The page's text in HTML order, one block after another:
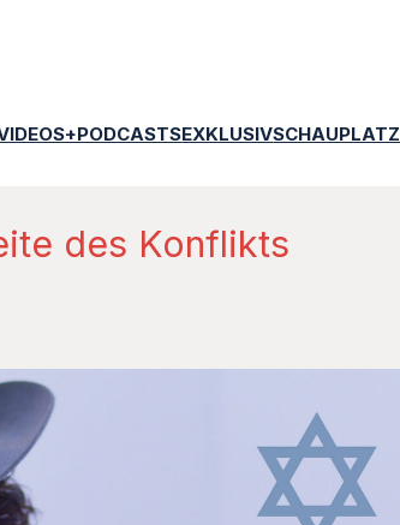
EXKLUSIVSCHAUPLATZ
des Konflikts